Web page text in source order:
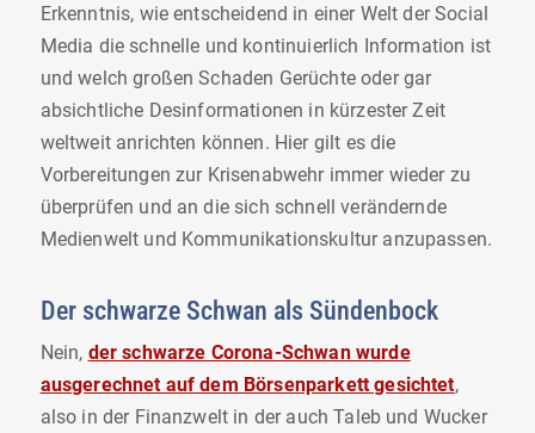
Erkenntnis, wie entscheidend in einer Welt der Social
Media die schnelle und kontinuierlich Information ist
und welch großen Schaden Gerüchte oder gar
absichtliche Desinformationen in kürzester Zeit
weltweit anrichten können. Hier gilt es die
Vorbereitungen zur Krisenabwehr immer wieder zu
überprüfen und an die sich schnell verändernde
Medienwelt und Kommunikationskultur anzupassen.
Der schwarze Schwan als Sündenbock
Nein, der schwarze Corona-Schwan wurde
ausgerechnet auf dem Börsenparkett gesichtet,
also in der Finanzwelt in der auch Taleb und Wucker